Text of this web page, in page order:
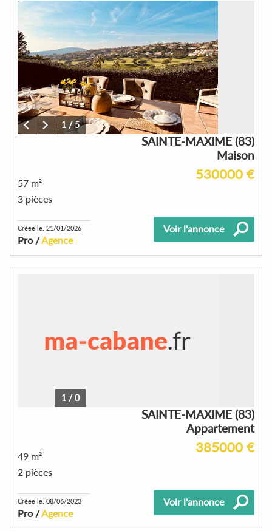
1/5
SAINTE-MAXIME (83)
Maison
530000 €
57 m²
3 pièces
Créée le: 21/01/2026
Pro /Agence
Voir l'annonce
1 /0
SAINTE-MAXIME (83)
Appartement
385000 €
49 m²
2 pièces
Créée le: 08/06/2023
Pro /Agence
Voir l'annonce